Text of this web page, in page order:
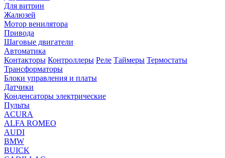
Для витрин
Жалюзей
Мотор венилятора
Привода
Шаговые двигатели
Автоматика
Контакторы Контроллеры Реле Таймеры Термостаты
Трансформаторы
Блоки управления и платы
Датчики
Конденсаторы электрические
Пульты
ACURA
ALFA ROMEO
AUDI
BMW
BUICK